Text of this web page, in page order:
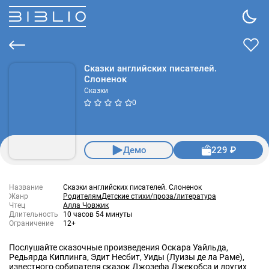
Сказки английских писателей.
Слоненок
Сказки
0
Демо 229 ₽
Название
Сказки английских писателей. Слоненок
Жанр
РодителямДетские стихи/проза/литература
Чтец
Алла Човжик
Длительность
10 часов 54 минуты
Ограничение
12+
Послушайте сказочные произведения Оскара Уайльда,
Редьярда Киплинга, Эдит Несбит, Уиды (Луизы де ла Раме),
известного собирателя сказок Джозефа Джекобса и других